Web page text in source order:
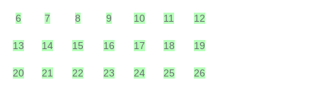
6 7 8 9 10 11 12
13 14 15 16 17 18 19
20 21 22 23 24 25 26